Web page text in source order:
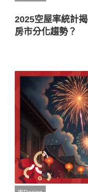
2025空屋率統計
房市分化趨勢？